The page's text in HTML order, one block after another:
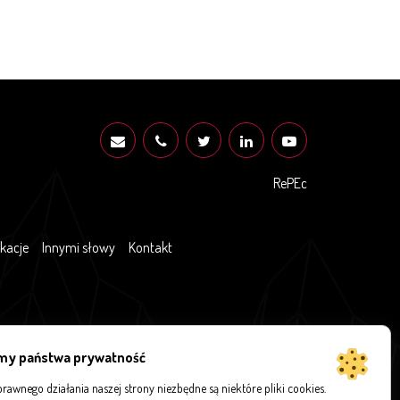
państwa prywatność
działania naszej strony niezbędne są niektóre pliki cookies.
RePEc
Innymi słowy Kontakt